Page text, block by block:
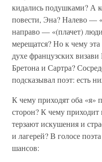
кидались подушками? А
повести, Эна? Налево —
направо — «(плачет)
мерещатся? Но к чему
духе французских
Бретона и Сартра?
подсказывал поэт: есть
К чему приходят оба «я»
сторон? К чему приходит
терзают искушения и
и лагерей? В голосе
шансов: